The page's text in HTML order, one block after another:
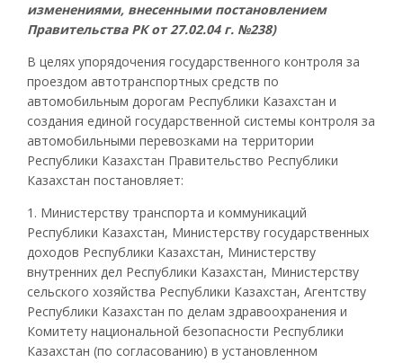
изменениями, внесенными постановлением
Правительства РК от 27.02.04 г. №238)
В целях упорядочения государственного контроля за
проездом автотранспортных средств по
автомобильным дорогам Республики Казахстан и
создания единой государственной системы контроля за
автомобильными перевозками на территории
Республики Казахстан Правительство Республики
Казахстан постановляет:
1. Министерству транспорта и коммуникаций
Республики Казахстан, Министерству государственных
доходов Республики Казахстан, Министерству
внутренних дел Республики Казахстан, Министерству
сельского хозяйства Республики Казахстан, Агентству
Республики Казахстан по делам здравоохранения и
Комитету национальной безопасности Республики
Казахстан (по согласованию) в установленном